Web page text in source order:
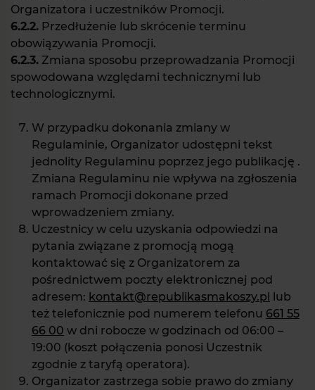
Organizatora i uczestników Promocji.
6.2.2. Przedłużenie lub skrócenie terminu
obowiązywania Promocji.
6.2.3. Zmiana sposobu przeprowadzania Promocji
spowodowana względami technicznymi lub
technologicznymi.
W przypadku dokonania zmiany w
Regulaminie, Organizator udostępni tekst
jednolity Regulaminu poprzez jego publikację .
Zmiana Regulaminu nie wpływa na zgłoszenia
ramach Promocji dokonane przed
wprowadzeniem zmiany.
Uczestnicy w celu uzyskania odpowiedzi na
pytania związane z promocją mogą
kontaktować się z Organizatorem za
pośrednictwem poczty elektronicznej pod
adresem: kontakt@republikasmakoszy.pl lub
też telefonicznie pod numerem telefonu 661 55
66 00 w dni robocze w godzinach od 06:00 –
19:00 (koszt połączenia ponosi Uczestnik
zgodnie z taryfą operatora).
Organizator zastrzega sobie prawo do zmiany